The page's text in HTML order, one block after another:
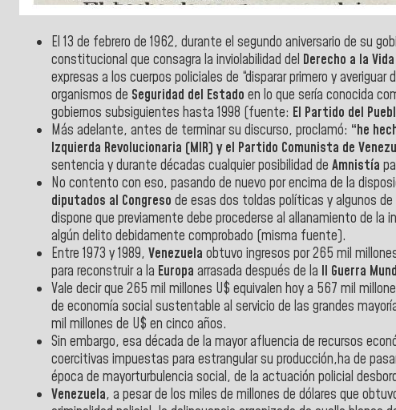
El 13 de febrero de 1962, durante el segundo aniversario de su
constitucional que consagra la inviolabilidad del Derecho a la
expresas a los cuerpos policiales de “disparar primero y
organismos de Seguridad del Estado en lo que sería conocida
gobiernos subsiguientes hasta 1998 (fuente: El Partido del
Más adelante, antes de terminar su discurso, proclamó: “he
Izquierda Revolucionaria (MIR) y el Partido Comunista de
sentencia y durante décadas cualquier posibilidad de Amnistía
No contento con eso, pasando de nuevo por encima de la
diputados al Congreso de esas dos toldas políticas y algunos de
dispone que previamente debe procederse al allanamiento de
algún delito debidamente comprobado (misma fuente).
Entre 1973 y 1989, Venezuela obtuvo ingresos por 265 mil
para reconstruir a la Europa arrasada después de la II Guerra
Vale decir que 265 mil millones U$ equivalen hoy a 567 mil
de economía social sustentable al servicio de las grandes
mil millones de U$ en cinco años.
Sin embargo, esa década de la mayor afluencia de recursos
coercitivas impuestas para estrangular su producción,ha de
época de mayorturbulencia social, de la actuación policial
Venezuela, a pesar de los miles de millones de dólares que